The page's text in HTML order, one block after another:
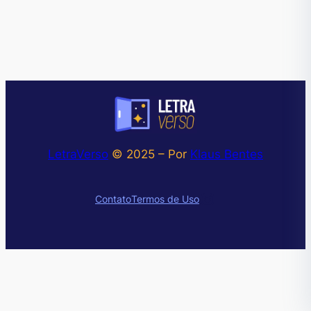
LetraVerso © 2025 – Por Klaus Bentes
ContatoTermos de UsoInstagram